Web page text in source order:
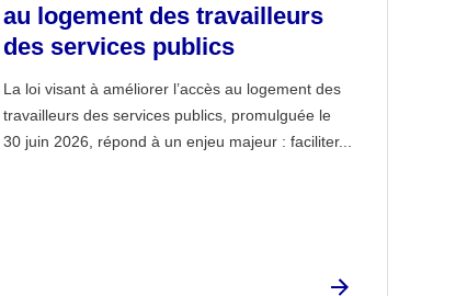
au logement des travailleurs
des services publics
La loi visant à améliorer l’accès au logement des
travailleurs des services publics, promulguée le
30 juin 2026, répond à un enjeu majeur : faciliter...